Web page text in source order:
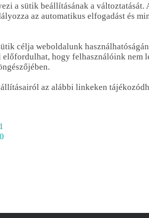
a sütik beállításának a
az automatikus elfogadást és
célja weboldalunk
előfordulhat, hogy felhasználóink
az alábbi linkeken